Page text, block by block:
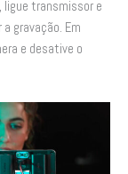
ligue transmissor e
gravação. Em
e desative o